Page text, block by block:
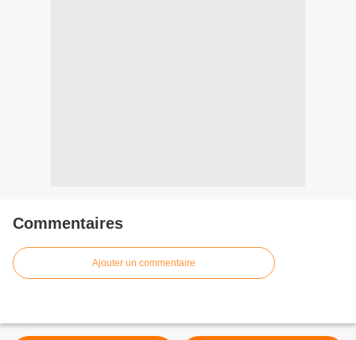
Commentaires
Ajouter un commentaire